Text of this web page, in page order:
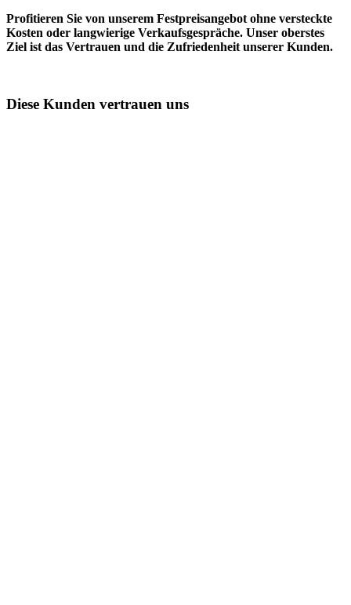
Profitieren Sie von unserem Festpreisangebot ohne versteckte
Kosten oder langwierige Verkaufsgespräche. Unser oberstes
Ziel ist das Vertrauen und die Zufriedenheit unserer Kunden.
Diese Kunden vertrauen uns